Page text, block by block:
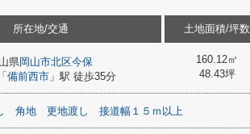
所在地/交通
県岡山市北区今保
「 備前西市」駅 徒歩35分
土地面積/坪数
160.12㎡
48.43坪
角地 更地渡し 接道幅１５ｍ以上